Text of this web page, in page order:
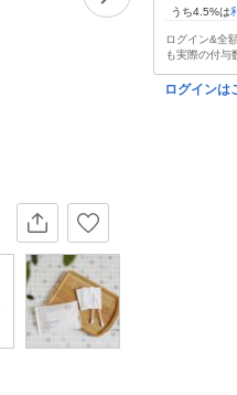
うち4.5%は
ログイン&全
も実際の付与
ログインは